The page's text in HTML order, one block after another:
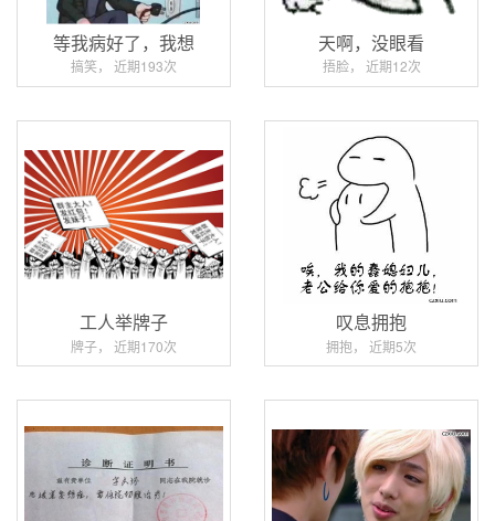
等我病好了，我想
搞笑， 近期193次
天啊，没眼看
捂脸， 近期12次
工人举牌子
牌子， 近期170次
叹息拥抱
拥抱， 近期5次